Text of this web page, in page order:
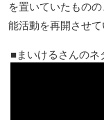
を置いていたもの
能活動を再開させて
まいけるさんのネ